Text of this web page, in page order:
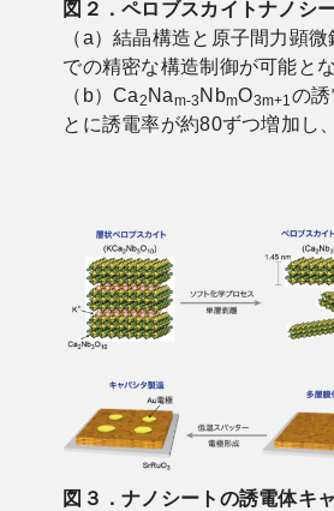
図２．ペロブスカイトナノシ
（a）結晶構造と原子間力顕
での精密な構造制御が可能とな
（b）Ca2 Nam-3 NbmO3m+1の
とに誘電率が約80ずつ増加し
図３．ナノシートの誘電体キ